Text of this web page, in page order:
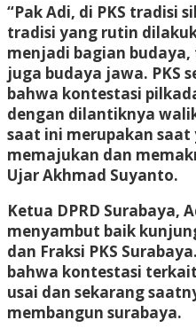
“Pak Adi, di PKS tradisi
tradisi yang rutin
menjadi bagian
juga budaya jawa. PKS
bahwa kontestasi
dengan dilantiknya
saat ini merupakan
memajukan dan
Ujar Akhmad Suyanto.
Ketua DPRD Surabaya,
menyambut baik
dan Fraksi PKS
bahwa kontestasi
usai dan sekarang
membangun surabaya.